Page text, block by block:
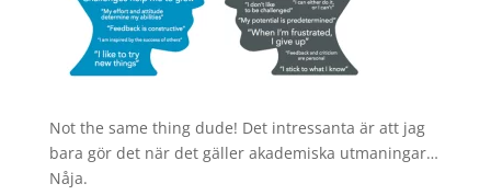
Not the same thing dude! Det intressanta är att jag
bara gör det när det gäller akademiska utmaningar…
Nåja.